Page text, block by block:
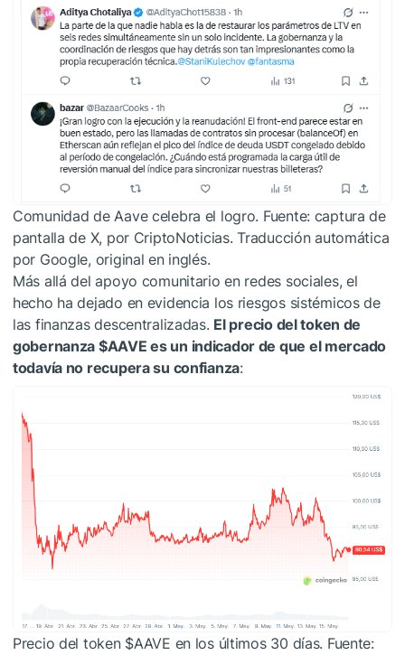
Comunidad de Aave celebra el logro. Fuente: captura de
pantalla de X, por CriptoNoticias. Traducción automática
por Google, original en inglés.
Más allá del apoyo comunitario en redes sociales, el
hecho ha dejado en evidencia los riesgos sistémicos de
las finanzas descentralizadas. El precio del token de
gobernanza $AAVE es un indicador de que el mercado
todavía no recupera su confianza:
Precio del token $AAVE en los últimos 30 días. Fuente: